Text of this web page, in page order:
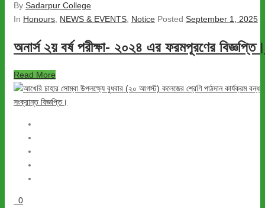
By Sadarpur College
In Honours NEWS & EVENTS Notice Posted September 1, 2025
অনার্স ২য় বর্ষ পরীক্ষা- ২০২৪ এর ফরমপূরণের বিজ্ঞপ্তি।
Read More
0